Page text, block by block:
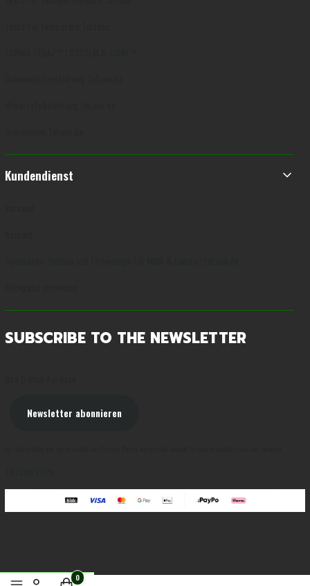
Kundendienst
SUBSCRIBE TO THE NEWSLETTER
Newsletter abonnieren